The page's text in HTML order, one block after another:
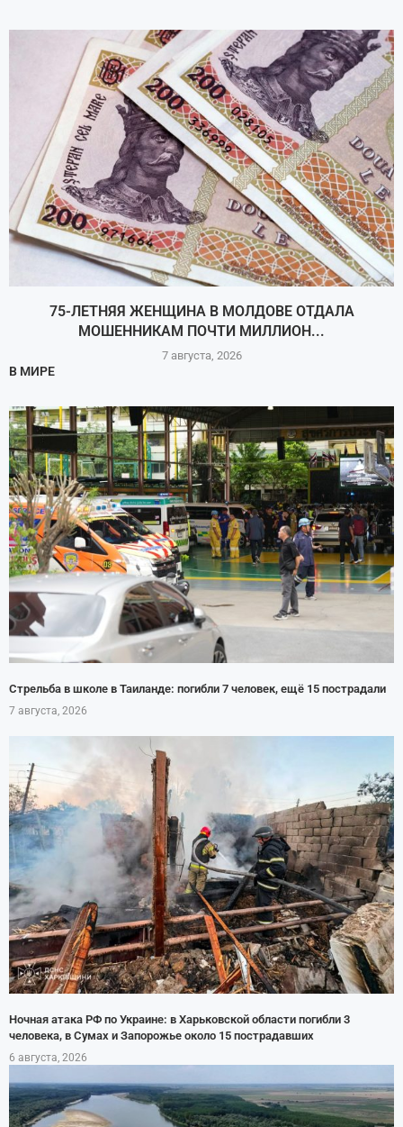
75-ЛЕТНЯЯ ЖЕНЩИНА В МОЛДОВЕ ОТДАЛА
МОШЕННИКАМ ПОЧТИ МИЛЛИОН...
7 августа, 2026
В МИРЕ
Стрельба в школе в Таиланде: погибли 7 человек, ещё 15 пострадали
7 августа, 2026
Ночная атака РФ по Украине: в Харьковской области погибли 3
человека, в Сумах и Запорожье около 15 пострадавших
6 августа, 2026